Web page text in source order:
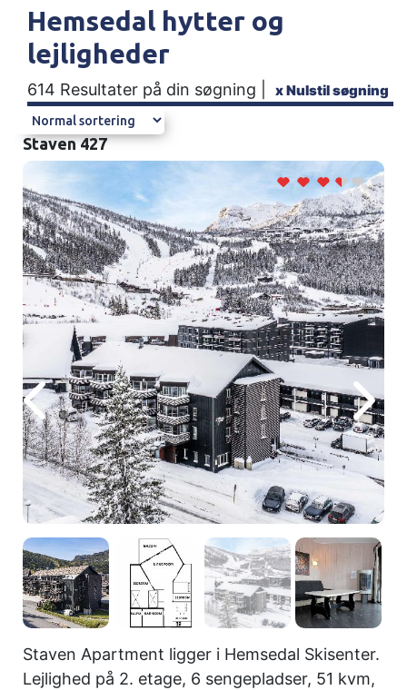
Hemsedal hytter og
lejligheder
614 Resultater på din søgning | xNulstil søgning
Staven 427
Staven Apartment ligger i Hemsedal Skisenter.
Lejlighed på 2. etage, 6 sengepladser, 51 kvm,